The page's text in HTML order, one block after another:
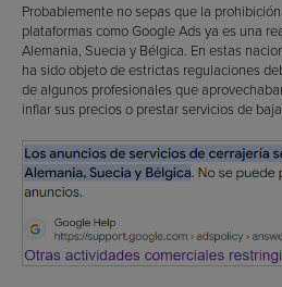
Probablemente no sepas que la
plataformas como Google Ads ya es una
Alemania, Suecia y Bélgica. En estas
ha sido objeto de estrictas regulaciones
de algunos profesionales que
inflar sus precios o prestar servicios de